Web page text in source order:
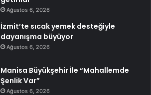
Ağustos 6, 2026
İzmit’te sıcak yemek desteğiyle
dayanışma büyüyor
Ağustos 6, 2026
Manisa Büyükşehir İle “Mahallemde
Şenlik Var”
Ağustos 6, 2026